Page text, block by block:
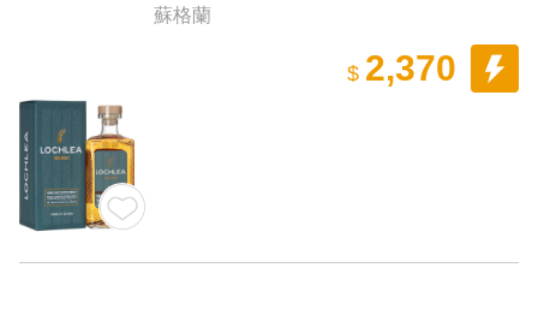
蘇格蘭
$ 2,370